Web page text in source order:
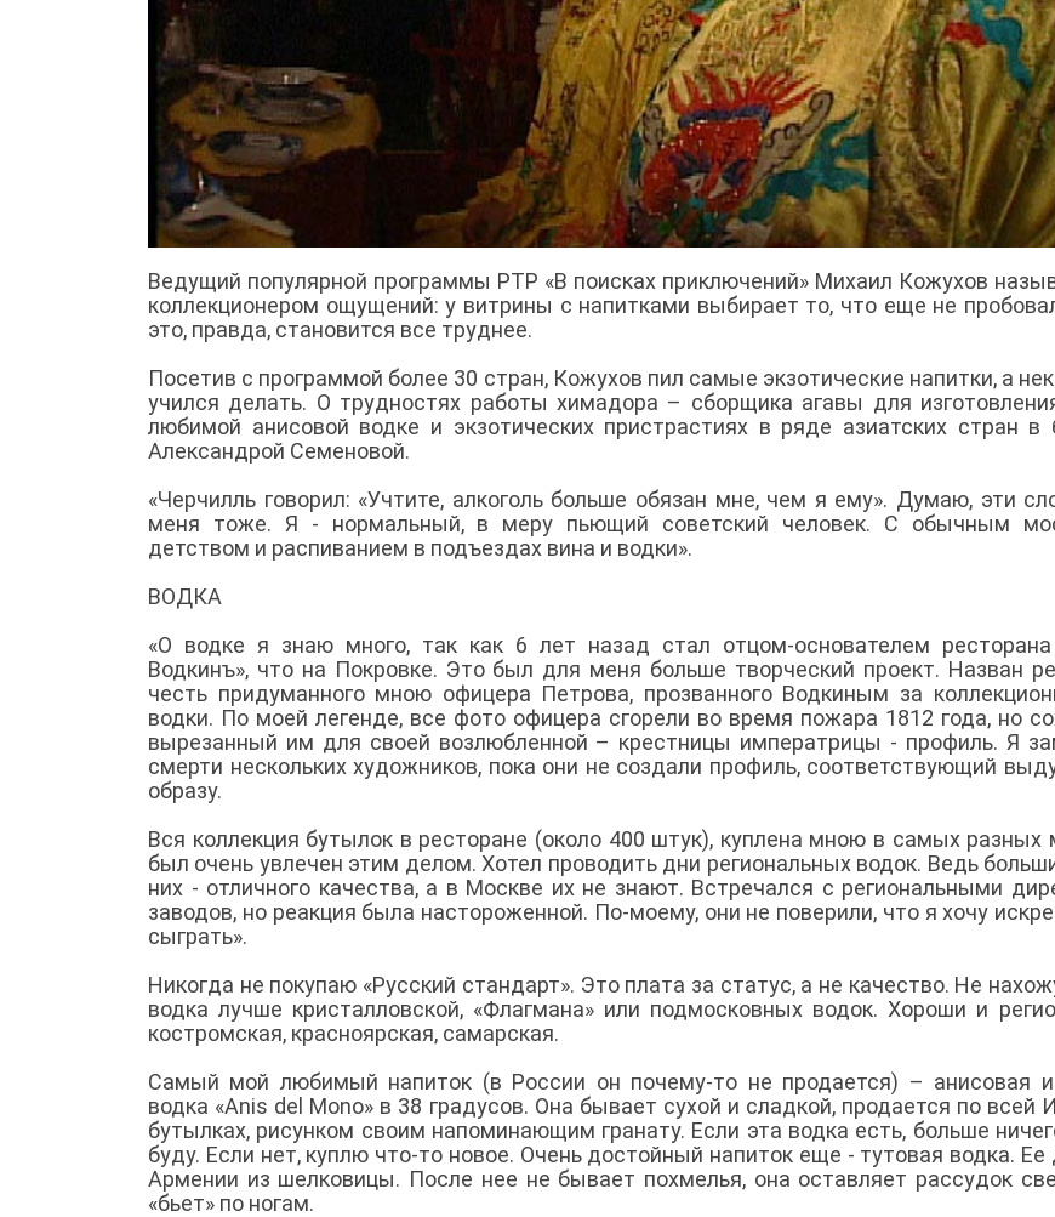
Ведущий популярной программы РТР «В поисках приключений» Михаил Кожухов
коллекционером ощущений: у витрины с напитками выбирает то, что еще не
это, правда, становится все труднее.
Посетив с программой более 30 стран, Кожухов пил самые экзотические напитки, а
учился делать. О трудностях работы химадора – сборщика агавы для
любимой анисовой водке и экзотических пристрастиях в ряде азиатских стран в
Александрой Семеновой.
«Черчилль говорил: «Учтите, алкоголь больше обязан мне, чем я ему». Думаю, эти
меня тоже. Я - нормальный, в меру пьющий советский человек. С обычным
детством и распиванием в подъездах вина и водки».
ВОДКА
«О водке я знаю много, так как 6 лет назад стал отцом-основателем
Водкинъ», что на Покровке. Это был для меня больше творческий проект. Назван
честь придуманного мною офицера Петрова, прозванного Водкиным за
водки. По моей легенде, все фото офицера сгорели во время пожара 1812 года, но
вырезанный им для своей возлюбленной – крестницы императрицы - профиль. Я
смерти нескольких художников, пока они не создали профиль, соответствующий
образу.
Вся коллекция бутылок в ресторане (около 400 штук), куплена мною в самых разных
был очень увлечен этим делом. Хотел проводить дни региональных водок. Ведь
них - отличного качества, а в Москве их не знают. Встречался с региональными
заводов, но реакция была настороженной. По-моему, они не поверили, что я хочу
сыграть».
Никогда не покупаю «Русский стандарт». Это плата за статус, а не качество. Не
водка лучше кристалловской, «Флагмана» или подмосковных водок. Хороши и
костромская, красноярская, самарская.
Самый мой любимый напиток (в России он почему-то не продается) – анисовая
водка «Anis del Mono» в 38 градусов. Она бывает сухой и сладкой, продается по всей
бутылках, рисунком своим напоминающим гранату. Если эта водка есть, больше
буду. Если нет, куплю что-то новое. Очень достойный напиток еще - тутовая водка.
Армении из шелковицы. После нее не бывает похмелья, она оставляет рассудок
«бьет» по ногам.